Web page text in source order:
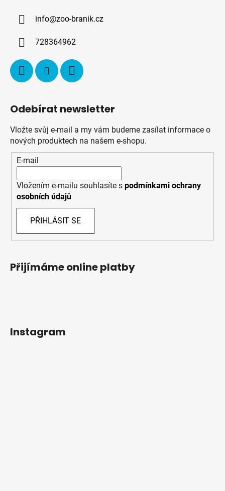
info@zoo-branik.cz
728364962
Odebírat newsletter
Vložte svůj e-mail a my vám budeme zasílat informace o
nových produktech na našem e-shopu.
E-mail
Vložením e-mailu souhlasíte s podmínkami ochrany
osobních údajů
PŘIHLÁSIT SE
Přijímáme online platby
Instagram